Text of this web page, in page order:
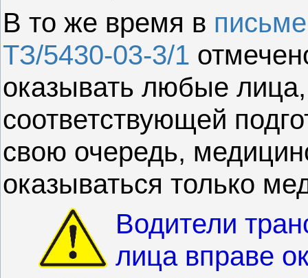
В то же время в
ТЗ/5430-03-3/1
оказывать любые
соответствующей
свою очередь,
оказываться только
Водители
лица вправе